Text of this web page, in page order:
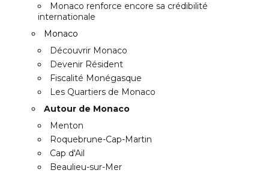
Monaco renforce encore sa crédibilité
internationale
Monaco
Découvrir Monaco
Devenir Résident
Fiscalité Monégasque
Les Quartiers de Monaco
Autour de Monaco
Menton
Roquebrune-Cap-Martin
Cap d'Ail
Beaulieu-sur-Mer